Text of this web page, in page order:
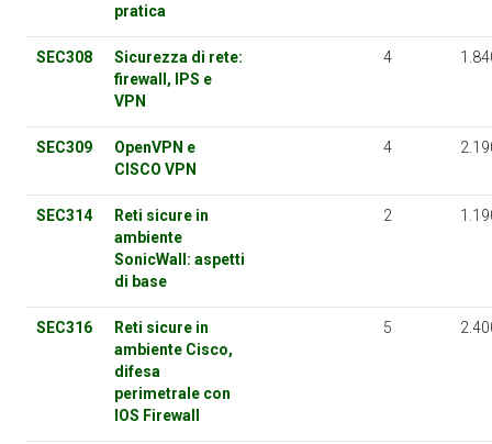
pratica
SEC308
Sicurezza di rete:
firewall, IPS e
VPN
4
SEC309
OpenVPN e
CISCO VPN
4
SEC314
Reti sicure in
ambiente
SonicWall: aspetti
di base
2
SEC316
Reti sicure in
ambiente Cisco,
difesa
perimetrale con
IOS Firewall
5